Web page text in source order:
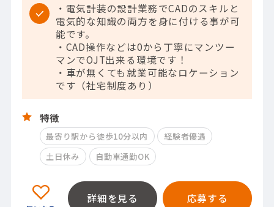
・電気計装の設計業務でCADのスキルと
電気的な知識の両方を身に付ける事が可
能です。
・CAD操作などは0から丁寧にマンツー
マンでOJT出来る環境です！
・車が無くても就業可能なロケーション
です（社宅制度あり）
特徴
最寄り駅から徒歩10分以内
経験者優遇
土日休み
自動車通勤OK
詳細を見る 応募する